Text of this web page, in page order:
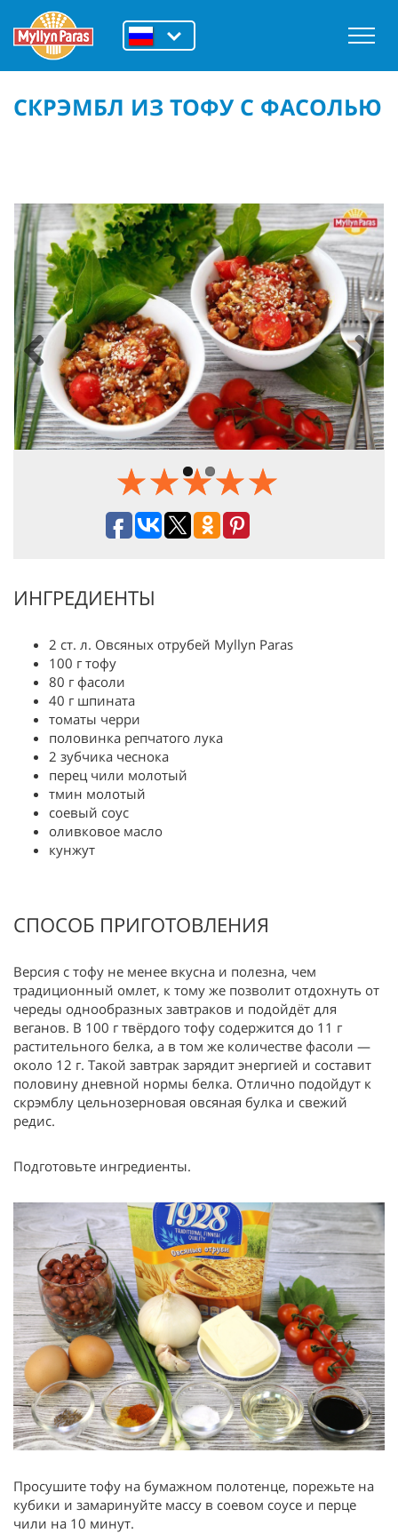
СКРЭМБЛ ИЗ ТОФУ С ФАСОЛЬЮ
Previous Next
ИНГРЕДИЕНТЫ
2 ст. л. Овсяных отрубей Myllyn Paras
100 г тофу
80 г фасоли
40 г шпината
томаты черри
половинка репчатого лука
2 зубчика чеснока
перец чили молотый
тмин молотый
соевый соус
оливковое масло
кунжут
СПОСОБ ПРИГОТОВЛЕНИЯ
Версия с тофу не менее вкусна и полезна, чем
традиционный омлет, к тому же позволит отдохнуть от
череды однообразных завтраков и подойдёт для
веганов. В 100 г твёрдого тофу содержится до 11 г
растительного белка, а в том же количестве фасоли —
около 12 г. Такой завтрак зарядит энергией и составит
половину дневной нормы белка. Отлично подойдут к
скрэмблу цельнозерновая овсяная булка и свежий
редис.
Подготовьте ингредиенты.
Просушите тофу на бумажном полотенце, порежьте на
кубики и замаринуйте массу в соевом соусе и перце
чили на 10 минут.